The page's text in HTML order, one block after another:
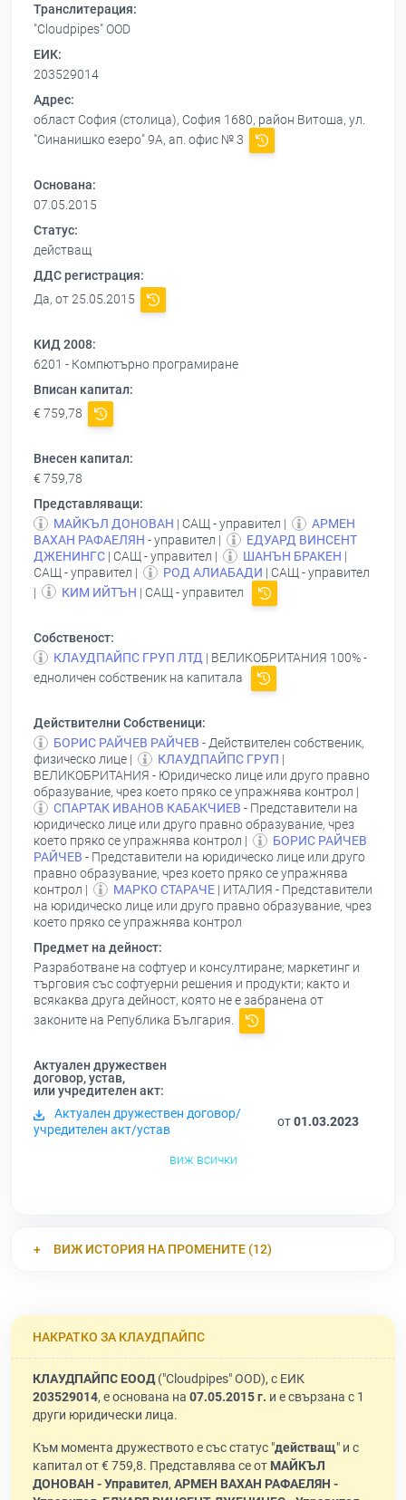
Транслитерация:
"Cloudpipes" OOD
ЕИК:
203529014
Адрес:
област София (столица), София 1680, район Витоша, ул.
"Синанишко езеро" 9А, ап. офис № 3
Основана:
07.05.2015
Статус:
действащ
ДДС регистрация:
Да, от 25.05.2015
КИД 2008:
6201 - Компютърно програмиране
Вписан капитал:
€ 759,78
Внесен капитал:
€ 759,78
Представляващи:
МАЙКЪЛ ДОНОВАН | САЩ - управител |
АРМЕН
ВАХАН РАФАЕЛЯН - управител |
ЕДУАРД ВИНСЕНТ
ДЖЕНИНГС | САЩ - управител | ШАНЪН БРАКЕН |
САЩ - управител |
РОД АЛИАБАДИ | САЩ - управител
|
КИМ ИЙТЪН | САЩ - управител
Собственост:
КЛАУДПАЙПС ГРУП ЛТД | ВЕЛИКОБРИТАНИЯ 100% -
едноличен собственик на капитала
Действителни Собственици:
БОРИС РАЙЧЕВ РАЙЧЕВ - Действителен собственик,
физическо лице |
КЛАУДПАЙПС ГРУП |
ВЕЛИКОБРИТАНИЯ - Юридическо лице или друго правно
образувание, чрез което пряко се упражнява контрол |
СПАРТАК ИВАНОВ КАБАКЧИЕВ - Представители на
юридическо лице или друго правно образувание, чрез
което пряко се упражнява контрол |
БОРИС РАЙЧЕВ
РАЙЧЕВ - Представители на юридическо лице или друго
правно образувание, чрез което пряко се упражнява
контрол |
МАРКО СТАРАЧЕ | ИТАЛИЯ - Представители
на юридическо лице или друго правно образувание, чрез
което пряко се упражнява контрол
Предмет на дейност:
Разработване на софтуер и консултиране; маркетинг и
търговия със софтуерни решения и продукти; както и
всякаква друга дейност, която не е забранена от
законите на Република България.
Актуален дружествен
договор, устав,
или учредителен акт:
Актуален дружествен договор/
учредителен акт/устав
от01.03.2023
виж всички
ВИЖ ИСТОРИЯ НА ПРОМЕНИТЕ (12)
НАКРАТКО ЗА КЛАУДПАЙПС
КЛАУДПАЙПС ЕООД("Cloudpipes" OOD), с ЕИК
203529014, е основана на 07.05.2015 г. и е свързана с 1
други юридически лица.
Към момента дружеството е със статус "действащ" и с
капитал от € 759,8. Представлява се от МАЙКЪЛ
ДОНОВАН - Управител, АРМЕН ВАХАН РАФАЕЛЯН -